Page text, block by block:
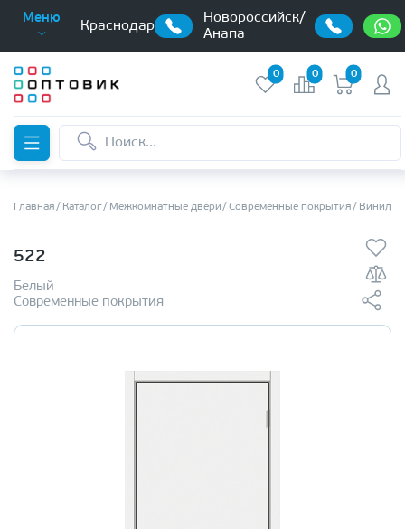
Меню
Краснодар
Новороссийск/
Анапа
0 0 0
Главная Каталог Межкомнатные двери Современные покрытия
522
Белый
Современные покрытия